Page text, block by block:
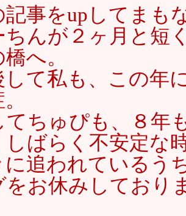
記事をupしてまも
ちんが２ヶ月と短
へ。
して私も、この年
てちゅぴも、８年
しばらく不安定な
に追われているう
をお休みしており